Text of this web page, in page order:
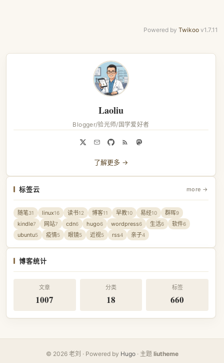
Powered by Twikoo v1.7.11
Laoliu
Blogger/验光师/国学爱好者
了解更多 →
标签云 more →
随笔31 linux16 读书12 博客11 早教10 易经10 群晖9
kindle7 网站7 cdn6 hugo6 wordpress6 生活6 软件6
ubuntu5 疫情5 眼镜5 近视5 rss4 亲子4
博客统计
文章
1007
分类
18
标签
660
© 2026 老刘 · Powered by Hugo· 主题 liutheme